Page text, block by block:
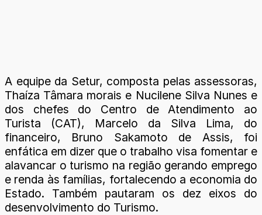
A equipe da Setur, composta pelas assessoras,
Thaíza Tâmara morais e Nucilene Silva Nunes e
dos chefes do Centro de Atendimento ao
Turista (CAT), Marcelo da Silva Lima, do
financeiro, Bruno Sakamoto de Assis, foi
enfática em dizer que o trabalho visa fomentar e
alavancar o turismo na região gerando emprego
e renda às famílias, fortalecendo a economia do
Estado. Também pautaram os dez eixos do
desenvolvimento do Turismo.